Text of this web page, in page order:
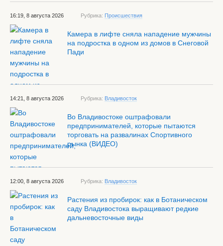
16:19, 8 августа 2026 Рубрика: Происшествия
Камера в лифте сняла нападение мужчины
на подростка в одном из домов в Снеговой
Пади
14:21, 8 августа 2026 Рубрика: Владивосток
Во Владивостоке оштрафовали
предпринимателей, которые пытаются
торговать на развалинах Спортивного
рынка (ВИДЕО)
12:00, 8 августа 2026 Рубрика: Владивосток
Растения из пробирок: как в Ботаническом
саду Владивостока выращивают редкие
дальневосточные виды